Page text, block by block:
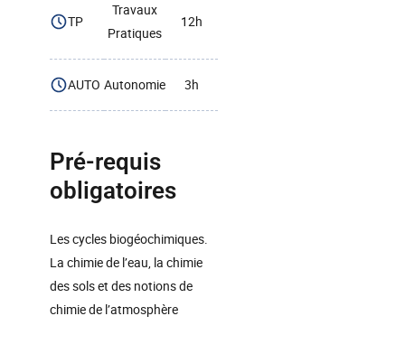
TP
Travaux
Pratiques
12h
AUTO Autonomie 3h
Pré-requis
obligatoires
Les cycles biogéochimiques.
La chimie de l’eau, la chimie
des sols et des notions de
chimie de l’atmosphère